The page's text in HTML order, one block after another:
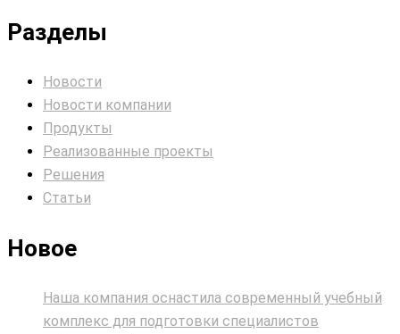
Разделы
Новости
Новости компании
Продукты
Реализованные проекты
Решения
Статьи
Новое
Наша компания оснастила современный учебный
комплекс для подготовки специалистов